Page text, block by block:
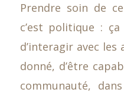
Prendre soin de
c’est politique :
d’interagir avec
donné, d’être
communauté,